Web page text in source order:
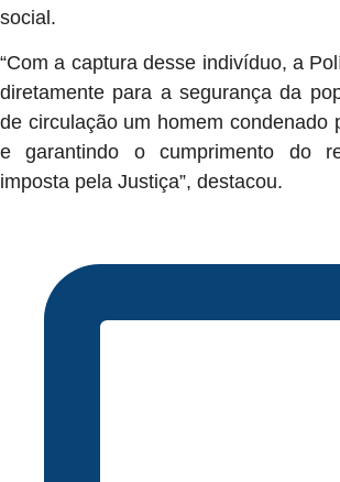
social.
“Com a captura desse indivíduo, a
diretamente para a segurança da
de circulação um homem condenado
e garantindo o cumprimento do
imposta pela Justiça”, destacou.